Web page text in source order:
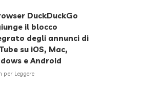
DuckDuckGo
il blocco
degli annunci di
su iOS, Mac,
e Android
per Leggere